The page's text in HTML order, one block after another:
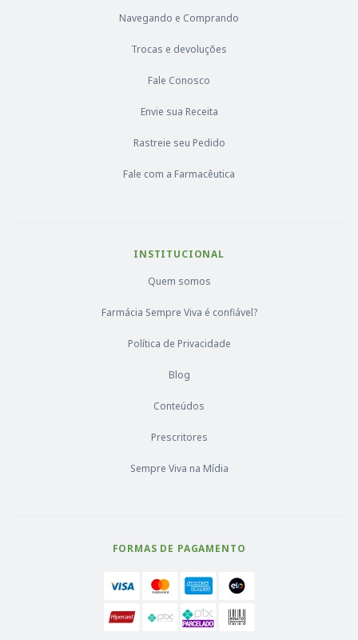
Navegando e Comprando
Trocas e devoluções
Fale Conosco
Envie sua Receita
Rastreie seu Pedido
Fale com a Farmacêutica
INSTITUCIONAL
Quem somos
Farmácia Sempre Viva é confiável?
Política de Privacidade
Blog
Conteúdos
Prescritores
Sempre Viva na Mídia
FORMAS DE PAGAMENTO